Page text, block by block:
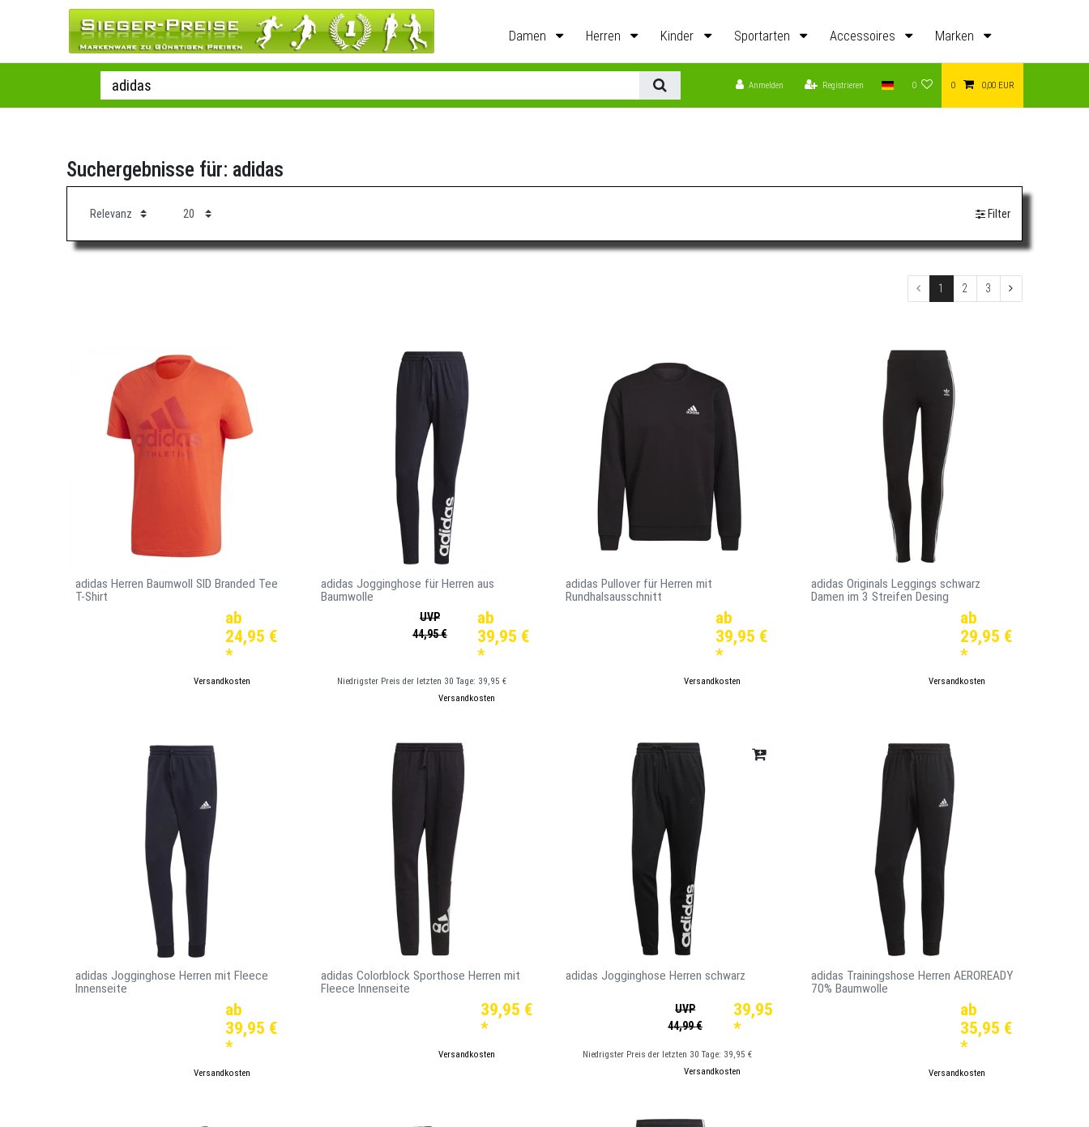
Damen Herren Kinder Sportarten Accessoires Marken
Anmelden Registrieren 0 0 0,00 EUR
Suchergebnisse für: adidas
Filter
1 2 3
adidas Herren Baumwoll SID Branded Tee
T-Shirt
ab
24,95 €
*
Versandkosten
adidas Jogginghose für Herren aus
Baumwolle
UVP
44,95 €
ab
39,95 €
*
Niedrigster Preis der letzten 30 Tage: 39,95 €
zzgl.Versandkosten
adidas Pullover für Herren mit
Rundhalsausschnitt
ab
39,95 €
*
Versandkosten
adidas Originals Leggings schwarz
Damen im 3 Streifen Desing
ab
29,95 €
*
zzgl.Versandkosten
adidas Jogginghose Herren mit Fleece
Innenseite
ab
39,95 €
*
Versandkosten
adidas Colorblock Sporthose Herren mit
Fleece Innenseite
39,95 €
*
zzgl.Versandkosten
adidas Jogginghose Herren schwarz
UVP
44,99 €
39,95 €
*
Niedrigster Preis der letzten 30 Tage: 39,95 €
Versandkosten
adidas Trainingshose Herren AEROREADY
70% Baumwolle
ab
35,95 €
*
zzgl.Versandkosten